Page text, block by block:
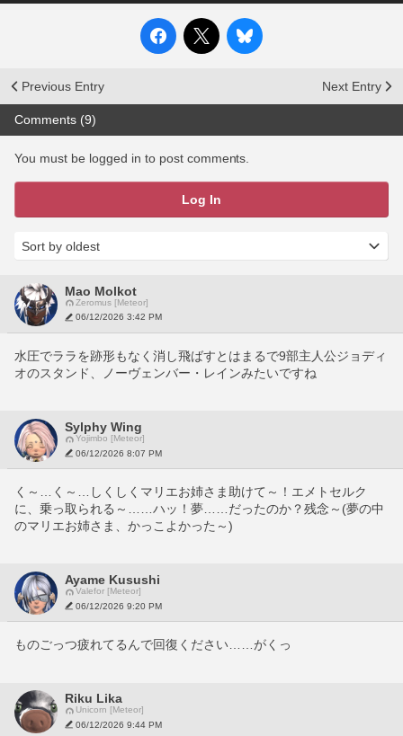
Previous Entry Next Entry
Comments (9)
You must be logged in to post comments.
Log In
Mao Molkot
Zeromus [Meteor]
06/12/2026 3:42 PM
水圧でララを跡形もなく消し飛ばすとはまるで9部主人公ジョディ
オのスタンド、ノーヴェンバー・レインみたいですね
Sylphy Wing
Yojimbo [Meteor]
06/12/2026 8:07 PM
く～…く～…しくしくマリエお姉さま助けて～！エメトセルク
に、乗っ取られる～……ハッ！夢……だったのか？残念～(夢の中
のマリエお姉さま、かっこよかった～)
Ayame Kusushi
Valefor [Meteor]
06/12/2026 9:20 PM
ものごっつ疲れてるんで回復ください……がくっ
Riku Lika
Unicorn [Meteor]
06/12/2026 9:44 PM